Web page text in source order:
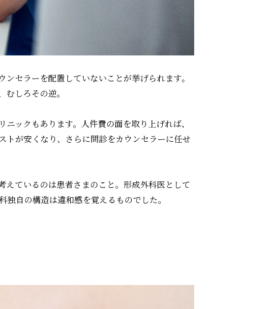
セラーを配置していないことが挙げられます。
しろその逆。
ックもあります。人件費の面を取り上げれば、
トが安くなり、さらに問診をカウンセラーに任せ
えているのは患者さまのこと。形成外科医として
自の構造は違和感を覚えるものでした。